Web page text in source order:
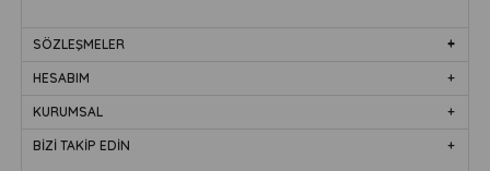
SÖZLEŞMELER
HESABIM
KURUMSAL
BİZİ TAKİP EDİN